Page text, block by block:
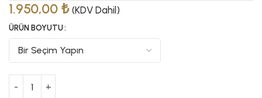
1.950,00 ₺ (KDV Dahil)
ÜRÜN BOYUTU